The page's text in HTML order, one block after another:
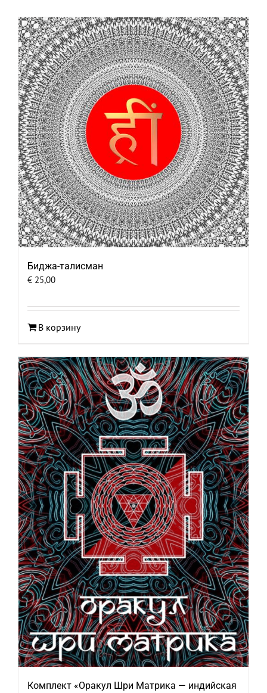
Биджа-талисман
€ 25,00
В корзину
Комплект «Оракул Шри Матрика — индийская